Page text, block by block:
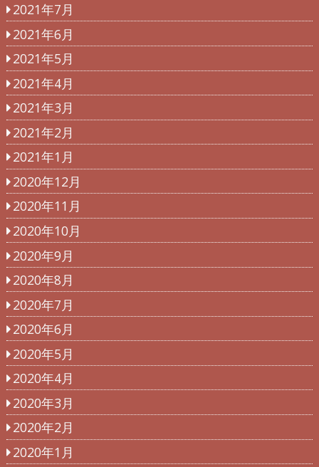
2021年7月
2021年6月
2021年5月
2021年4月
2021年3月
2021年2月
2021年1月
2020年12月
2020年11月
2020年10月
2020年9月
2020年8月
2020年7月
2020年6月
2020年5月
2020年4月
2020年3月
2020年2月
2020年1月